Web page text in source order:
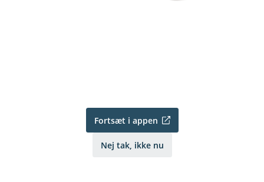
Fortsæt i appen
Nej tak, ikke nu